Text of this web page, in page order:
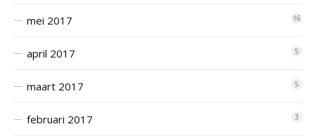
mei 2017 16
april 2017 5
maart 2017 5
februari 2017 3